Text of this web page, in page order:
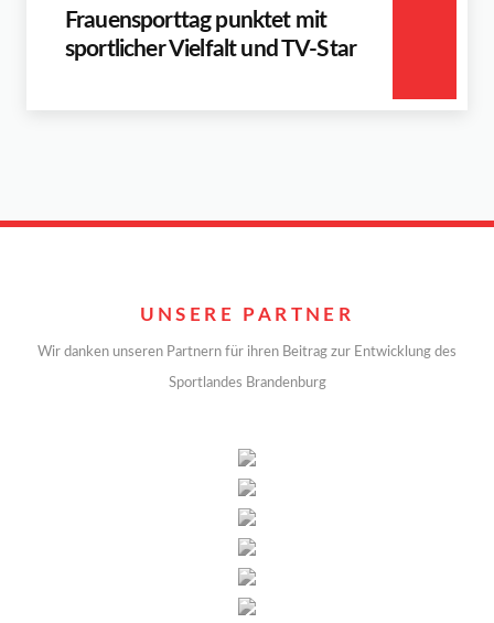
Frauensporttag punktet mit
sportlicher Vielfalt und TV-Star
UNSERE PARTNER
Wir danken unseren Partnern für ihren Beitrag zur Entwicklung des
Sportlandes Brandenburg